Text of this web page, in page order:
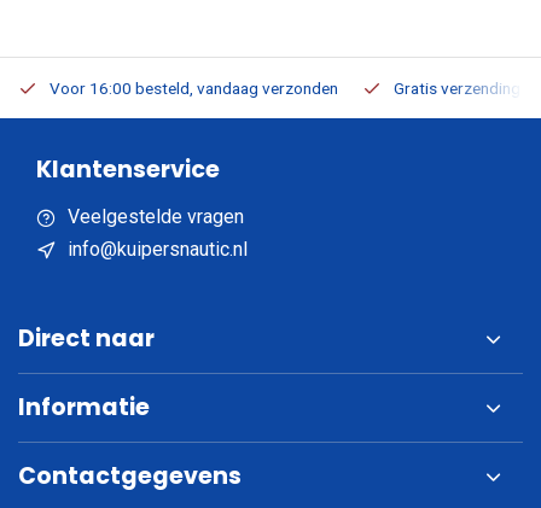
Voor 16:00 besteld, vandaag verzonden Gratis verzending
Klantenservice
Veelgestelde vragen
info@kuipersnautic.nl
Direct naar
Informatie
Contactgegevens